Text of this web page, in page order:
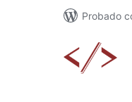
Probado